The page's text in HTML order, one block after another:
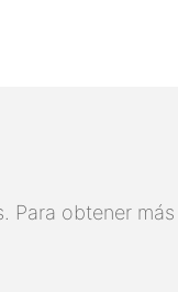
Para obtener